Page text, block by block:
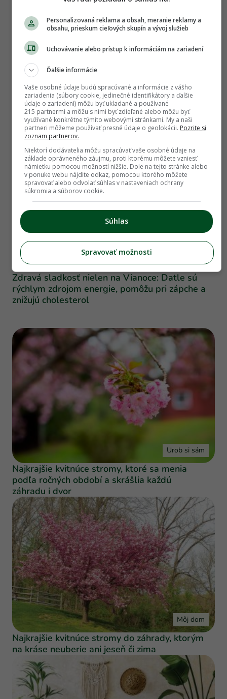
Úžitková záhrada
Chmeľ: Pivo, tekutý chlieb alebo liečivá
rastlina? Chmeľ je vzácny nielen pre výrobcov
piva
Zdravá sladkosť nielen na Vianoce: Datle sú
rýchlym zdrojom energie, pomôžu pri zápche a
znižujú cholesterol
Urob si sám
Najkrajšie kvitnúce stromy, ktoré sa menia
podľa ročných období a skrášlia každú
záhradu i dvor
Môj dom
Najkrajšie kvitnúce stromy do záhrady, ktorým
na kráse neuberie ani jeseň či zima
Personalizovaná reklama a obsah, meranie reklamy a
obsahu, prieskum cieľových skupín a vývoj služieb
Uchovávanie alebo prístup k informáciám na zariadení
Ďalšie informácie
Vaše osobné údaje budú spracúvané a informácie z vášho
zariadenia (súbory cookie, jedinečné identifikátory a ďalšie
údaje o zariadení) môžu byť ukladané a používané
215 partnermi a môžu s nimi byť zdieľané alebo môžu byť
využívané konkrétne týmito webovými stránkami. My a naši
partneri môžeme používať presné údaje o geolokácii. Pozrite si
zoznam partnerov.
Niektorí dodávatelia môžu spracúvať vaše osobné údaje na
základe oprávneného záujmu, proti ktorému môžete vzniesť
námietku pomocou možností nižšie. Dole na tejto stránke alebo
v ponuke webu nájdite odkaz, pomocou ktorého môžete
spravovať alebo odvolať súhlas v nastaveniach ochrany
súkromia a súborov cookie.
Súhlas
Spravovať možnosti